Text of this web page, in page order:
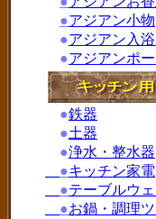
●アジアン小物
●アジアン入
●アジアンポ
●鉄器
●土器
●浄水・整水器
●キッチン家電
●テーブルウ
●お鍋・調理